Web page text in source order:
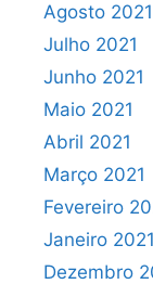
Agosto 2021
Julho 2021
Junho 2021
Maio 2021
Abril 2021
Março 2021
Fevereiro
Janeiro 2021
Dezembro